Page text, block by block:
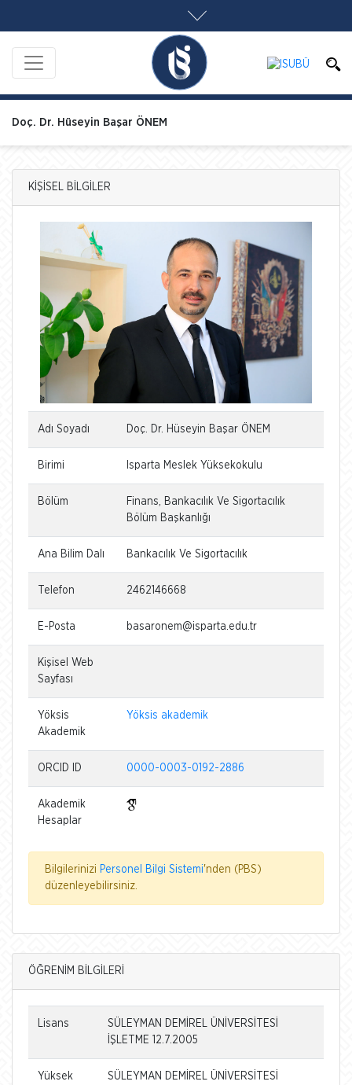
Doç. Dr. Hüseyin Başar ÖNEM
KİŞİSEL BİLGİLER
Adı Soyadı Doç. Dr. Hüseyin Başar ÖNEM
Birimi Isparta Meslek Yüksekokulu
Bölüm
Finans, Bankacılık Ve Sigortacılık
Bölüm Başkanlığı
Ana Bilim Dalı Bankacılık Ve Sigortacılık
Telefon 2462146668
E-Posta basaronem@isparta.edu.tr
Kişisel Web
Sayfası
Yöksis
Akademik
Yöksis akademik
ORCID ID 0000-0003-0192-2886
Akademik
Hesaplar
Bilgilerinizi Personel Bilgi Sistemi'nden (PBS)
düzenleyebilirsiniz.
ÖĞRENİM BİLGİLERİ
Lisans
SÜLEYMAN DEMİREL ÜNİVERSİTESİ
İŞLETME 12.7.2005
Yüksek
SÜLEYMAN DEMİREL ÜNİVERSİTESİ